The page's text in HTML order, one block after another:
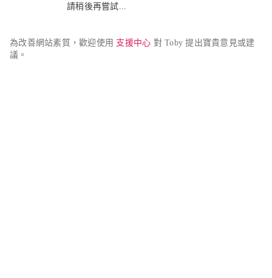
請稍後再嘗試...
為改善網站素質，歡迎使用 支援中心 對 Toby 提出寶貴意見或建
議。